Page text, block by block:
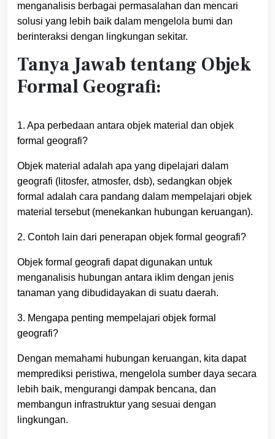
menganalisis berbagai permasalahan dan mencari
solusi yang lebih baik dalam mengelola bumi dan
berinteraksi dengan lingkungan sekitar.
Tanya Jawab tentang Objek
Formal Geografi:
1. Apa perbedaan antara objek material dan objek
formal geografi?
Objek material adalah apa yang dipelajari dalam
geografi (litosfer, atmosfer, dsb), sedangkan objek
formal adalah cara pandang dalam mempelajari objek
material tersebut (menekankan hubungan keruangan).
2. Contoh lain dari penerapan objek formal geografi?
Objek formal geografi dapat digunakan untuk
menganalisis hubungan antara iklim dengan jenis
tanaman yang dibudidayakan di suatu daerah.
3. Mengapa penting mempelajari objek formal
geografi?
Dengan memahami hubungan keruangan, kita dapat
memprediksi peristiwa, mengelola sumber daya secara
lebih baik, mengurangi dampak bencana, dan
membangun infrastruktur yang sesuai dengan
lingkungan.